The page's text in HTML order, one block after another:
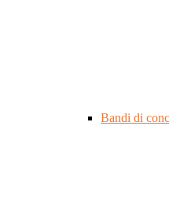
Bandi di